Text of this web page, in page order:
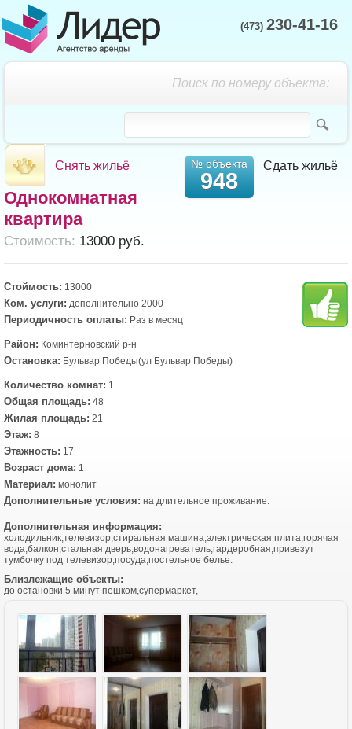
(473) 230-41-16
Поиск по номеру объекта:
Снять жильё Сдать жильё
№ объекта
948
Однокомнатная
квартира
Cтоимость: 13000 руб.
Стоймость: 13000
Ком. услуги: дополнительно 2000
Периодичность оплаты: Раз в месяц
Район: Коминтерновский р-н
Остановка: Бульвар Победы(ул Бульвар Победы)
Количество комнат: 1
Общая площадь: 48
Жилая площадь: 21
Этаж: 8
Этажность: 17
Возраст дома: 1
Материал: монолит
Дополнительные условия: на длительное проживание.
Дополнительная информация:
холодильник,телевизор,стиральная машина,электрическая плита,горячая
вода,балкон,стальная дверь,водонагреватель,гардеробная,привезут
тумбочку под телевизор,посуда,постельное белье.
Близлежащие объекты:
до остановки 5 минут пешком,супермаркет,